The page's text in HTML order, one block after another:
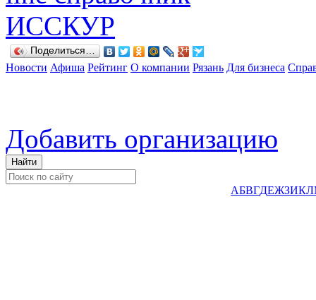
Поделиться…
Новости Афиша Рейтинг О компании Рязань Для бизнеса
Добавить организацию
АБВГДЕЖЗИКЛ